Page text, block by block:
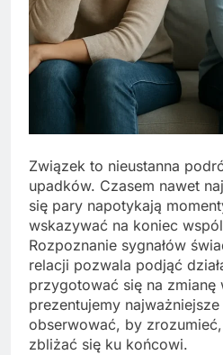
Związek to nieustanna
upadków. Czasem nawet
się pary napotykają
wskazywać na koniec
Rozpoznanie sygnałów
relacji pozwala podjąć
przygotować się na zmianę
prezentujemy
obserwować, by
zbliżać się ku końcowi.